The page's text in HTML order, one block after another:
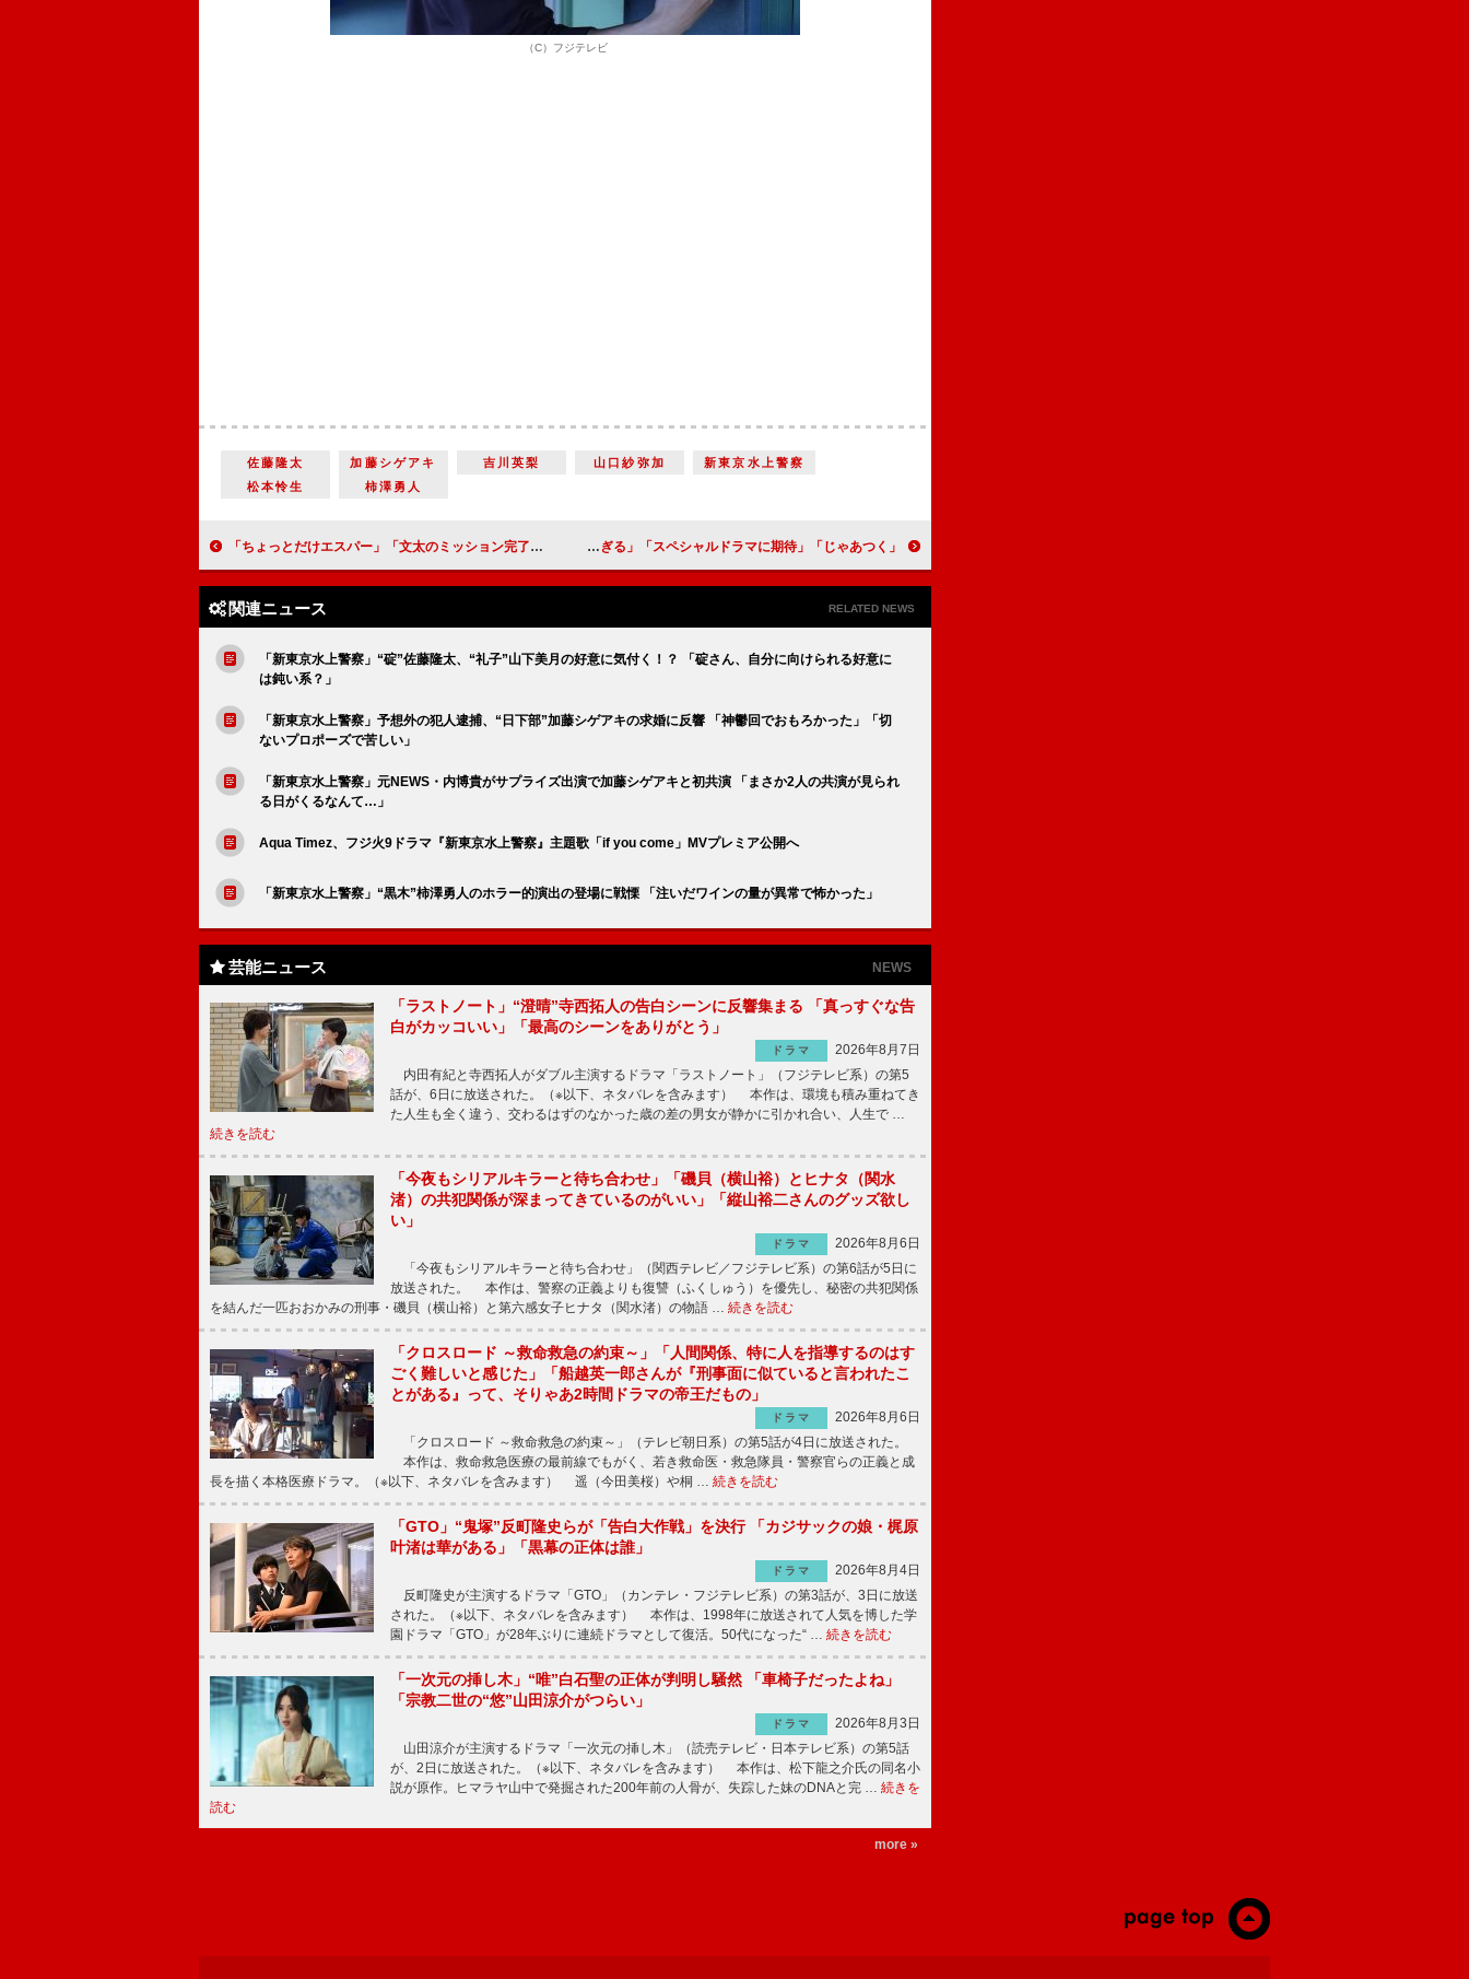
（C）フジテレビ
佐藤隆太 加藤シゲアキ 吉川英梨 山口紗弥加
新東京水上警察
松本怜生
柿澤勇人
「ちょっとだけエスパー」「文太のミッション完了にはグッときた」「頼むから最後はみんな幸せになってよ」 「じゃあつく」最終話 “勝男”竹内涼真と“鮎美”夏帆の結末に反響 「勝男ロス過ぎる」「スペシャルドラマに期待」
関連ニュース RELATED NEWS
「新東京水上警察」“碇”佐藤隆太、“礼子”山下美月の好意に気付く！？ 「碇さん、自分に向けられる好意に
は鈍い系？」
「新東京水上警察」予想外の犯人逮捕、“日下部”加藤シゲアキの求婚に反響 「神鬱回でおもろかった」「切
ないプロポーズで苦しい」
「新東京水上警察」元NEWS・内博貴がサプライズ出演で加藤シゲアキと初共演 「まさか2人の共演が見られ
る日がくるなんて…」
Aqua Timez、フジ火9ドラマ『新東京水上警察』主題歌「if you come」MVプレミア公開へ
「新東京水上警察」“黒木”柿澤勇人のホラー的演出の登場に戦慄 「注いだワインの量が異常で怖かった」
芸能ニュース NEWS
「ラストノート」“澄晴”寺西拓人の告白シーンに反響集まる 「真っすぐな告
白がカッコいい」「最高のシーンをありがとう」
ドラマ
2026年8月7日
内田有紀と寺西拓人がダブル主演するドラマ「ラストノート」（フジテレビ系）の第5
話が、6日に放送された。（※以下、ネタバレを含みます） 本作は、環境も積み重ねてき
た人生も全く違う、交わるはずのなかった歳の差の男女が静かに引かれ合い、人生で …
続きを読む
「今夜もシリアルキラーと待ち合わせ」「磯貝（横山裕）とヒナタ（関水
渚）の共犯関係が深まってきているのがいい」「縦山裕二さんのグッズ欲し
い」
ドラマ
2026年8月6日
「今夜もシリアルキラーと待ち合わせ」（関西テレビ／フジテレビ系）の第6話が5日に
放送された。 本作は、警察の正義よりも復讐（ふくしゅう）を優先し、秘密の共犯関係
を結んだ一匹おおかみの刑事・磯貝（横山裕）と第六感女子ヒナタ（関水渚）の物語 … 続きを読む
「クロスロード ～救命救急の約束～」「人間関係、特に人を指導するのはす
ごく難しいと感じた」「船越英一郎さんが『刑事面に似ていると言われたこ
とがある』って、そりゃあ2時間ドラマの帝王だもの」
ドラマ
2026年8月6日
「クロスロード ～救命救急の約束～」（テレビ朝日系）の第5話が4日に放送された。
本作は、救命救急医療の最前線でもがく、若き救命医・救急隊員・警察官らの正義と成
長を描く本格医療ドラマ。（※以下、ネタバレを含みます） 遥（今田美桜）や桐 … 続きを読む
「GTO」“鬼塚”反町隆史らが「告白大作戦」を決行 「カジサックの娘・梶原
叶渚は華がある」「黒幕の正体は誰」
ドラマ
2026年8月4日
反町隆史が主演するドラマ「GTO」（カンテレ・フジテレビ系）の第3話が、3日に放送
された。（※以下、ネタバレを含みます） 本作は、1998年に放送されて人気を博した学
園ドラマ「GTO」が28年ぶりに連続ドラマとして復活。50代になった“ … 続きを読む
「一次元の挿し木」“唯”白石聖の正体が判明し騒然 「車椅子だったよね」
「宗教二世の“悠”山田涼介がつらい」
ドラマ
2026年8月3日
山田涼介が主演するドラマ「一次元の挿し木」（読売テレビ・日本テレビ系）の第5話
が、2日に放送された。（※以下、ネタバレを含みます） 本作は、松下龍之介氏の同名小
説が原作。ヒマラヤ山中で発掘された200年前の人骨が、失踪した妹のDNAと完 … 続きを
読む
more »